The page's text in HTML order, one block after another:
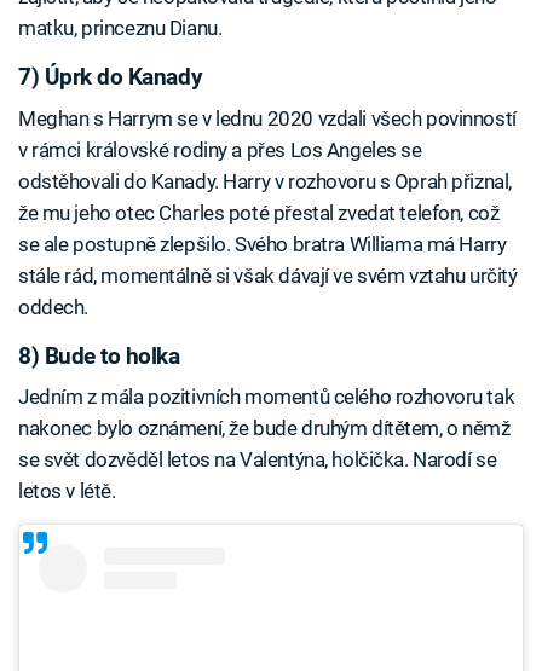
matku, princeznu Dianu.
7) Úprk do Kanady
Meghan s Harrym se v lednu 2020 vzdali všech povinností
v rámci královské rodiny a přes Los Angeles se
odstěhovali do Kanady. Harry v rozhovoru s Oprah přiznal,
že mu jeho otec Charles poté přestal zvedat telefon, což
se ale postupně zlepšilo. Svého bratra Williama má Harry
stále rád, momentálně si však dávají ve svém vztahu určitý
oddech.
8) Bude to holka
Jedním z mála pozitivních momentů celého rozhovoru tak
nakonec bylo oznámení, že bude druhým dítětem, o němž
se svět dozvěděl letos na Valentýna, holčička. Narodí se
letos v létě.